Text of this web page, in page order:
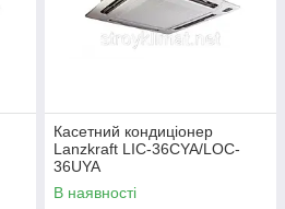
Касетний кондиціонер
Lanzkraft LIC-36CYA/LOC-
36UYA
В наявності